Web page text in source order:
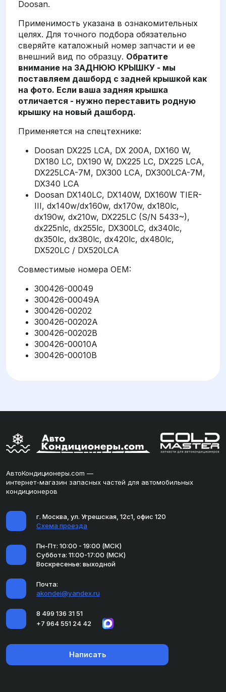
Doosan.
Применимость указана в ознакомительных
целях. Для точного подбора обязательно
сверяйте каталожный номер запчасти и ее
внешний вид по образцу. Обратите
внимание на ЗАДНЮЮ КРЫШКУ - мы
поставляем дашборд с задней крышкой как
на фото. Если ваша задняя крышка
отличается - нужно переставить родную
крышку на новый дашборд.
Применяется на спецтехнике:
Doosan DX225 LCA, DX 200A, DX160 W,
DX180 LC, DX190 W, DX225 LC, DX225 LCA,
DX225LCA-7M, DX300 LCA, DX300LCA-7M,
DX340 LCA
Doosan DX140LC, DX140W, DX160W TIER-
III, dx140w/dx160w, dx170w, dx180lc,
dx190w, dx210w, DX225LC (S/N 5433~),
dx225nlc, dx255lc, DX300LC, dx340lc,
dx350lc, dx380lc, dx420lc, dx480lc,
DX520LC / DX520LCA
Совместимые номера OEM:
300426-00049
300426-00049A
300426-00202
300426-00202A
300426-00202B
300426-00010A
300426-00010B
АвтоКондиционеры.com —
интернет-магазин запасных частей для автомобильных
кондиционеров
г. Москва, ул. Угрешская, 12с1, офис 120
Схема проезда
Пн-Пт: 10:00 - 19:00 (МСК)
Суббота: 11:00-17:00 (МСК)
Воскресенье: выходной
Почта:
akondei@yandex.ru
8 499 136 31 51
+7 964 551 24 42
Написать